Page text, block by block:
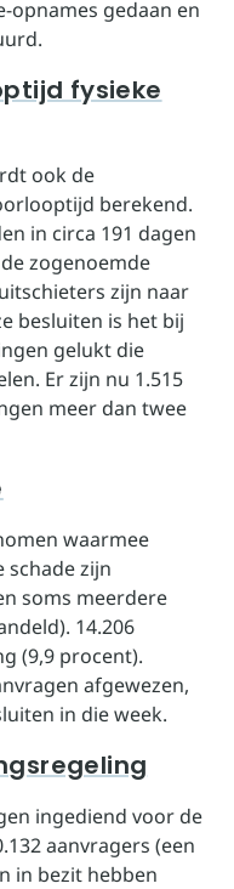
opnames gedaan en
fysieke
ook de
berekend.
in circa 191 dagen
zogenoemde
zijn naar
besluiten is het bij
gelukt die
Er zijn nu 1.515
meer dan twee
waarmee
schade zijn
soms meerdere
14.206
(9,9 procent).
afgewezen,
in die week.
ingediend voor de
aanvragers (een
in bezit hebben